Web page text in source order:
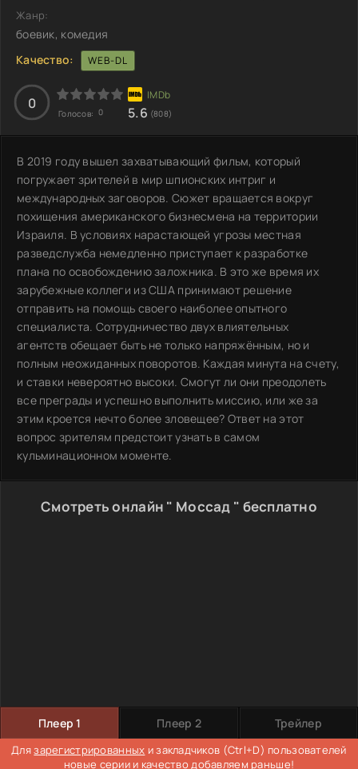
Жанр:
боевик, комедия
Качество:
WEB-DL
0
Голосов: 0 5.6 (808)
В 2019 году вышел захватывающий фильм, который
погружает зрителей в мир шпионских интриг и
международных заговоров. Сюжет вращается вокруг
похищения американского бизнесмена на территории
Израиля. В условиях нарастающей угрозы местная
разведслужба немедленно приступает к разработке
плана по освобождению заложника. В это же время их
зарубежные коллеги из США принимают решение
отправить на помощь своего наиболее опытного
специалиста. Сотрудничество двух влиятельных
агентств обещает быть не только напряжённым, но и
полным неожиданных поворотов. Каждая минута на счету,
и ставки невероятно высоки. Смогут ли они преодолеть
все преграды и успешно выполнить миссию, или же за
этим кроется нечто более зловещее? Ответ на этот
вопрос зрителям предстоит узнать в самом
кульминационном моменте.
Смотреть онлайн " Моссад " бесплатно
Плеер 1 Плеер 2 Трейлер
Длязарегистрированных и закладчиков (Ctrl+D) пользователей
новые серии и качество добавляем раньше!